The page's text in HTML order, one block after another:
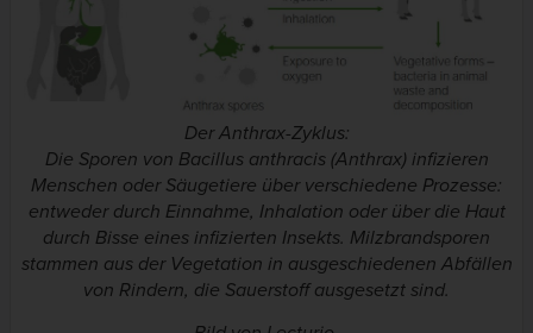
Der Anthrax-Zyklus:
Die Sporen von Bacillus anthracis(Anthrax) infizieren
Menschen oder Säugetiere über verschiedene Prozesse:
entweder durch Einnahme, Inhalation oder über die Haut
durch Bisse eines infizierten Insekts. Milzbrandsporen
stammen aus der Vegetation in ausgeschiedenen Abfällen
von Rindern, die Sauerstoff ausgesetzt sind.